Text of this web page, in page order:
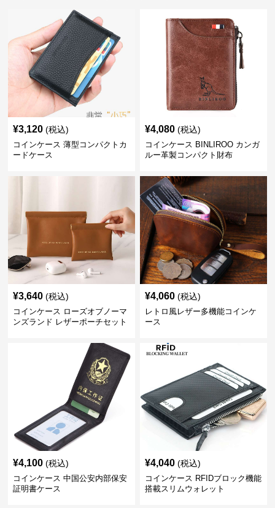
¥3,120 (税込)
コインケース 薄型コンパクトカ
ードケース
¥4,080 (税込)
コインケース BINLIROO カンガ
ルー革製コンパクト財布
¥3,640 (税込)
コインケース ローズオブノーマ
ンズランド レザーポーチセット
¥4,060 (税込)
レトロ風レザー多機能コインケ
ース
¥4,100 (税込)
コインケース 中国公安内部保安
証明書ケース
¥4,040 (税込)
コインケース RFIDブロック機能
搭載スリムウォレット